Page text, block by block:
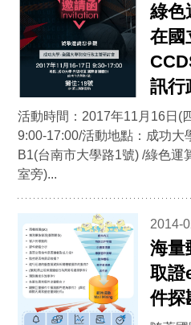
綠色
在國
訊行
活動時間：2017年11月16日(
9:00-17:00/活動地點：成功大
B1(台南市大學路1號) /綠色運
室旁)...
2014-
海量
取證
件探